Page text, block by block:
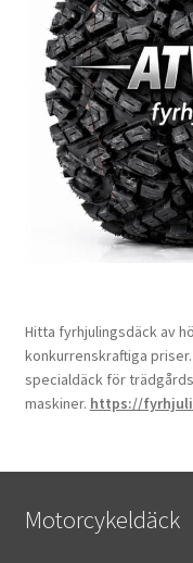
Hitta fyrhjulingsdäck av
konkurrenskraftiga
specialdäck för
maskiner. https://
Motorcykeldäck